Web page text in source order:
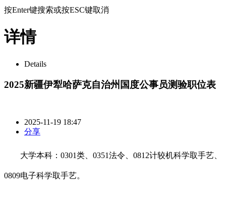
按Enter键搜索或按ESC键取消
详情
Details
2025新疆伊犁哈萨克自治州国度公事员测验职位表
2025-11-19 18:47
分享
大学本科：0301类、0351法令、0812计较机科学取手艺、
0809电子科学取手艺。